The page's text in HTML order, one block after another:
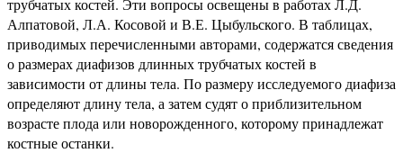
трубчатых костей. Эти вопросы освещены в работах Л.Д.
Алпатовой, Л.А. Косовой и В.Е. Цыбульского. В таблицах,
приводимых перечисленными авторами, содержатся сведения
о размерах диафизов длинных трубчатых костей в
зависимости от длины тела. По размеру исследуемого диафиза
определяют длину тела, а затем судят о приблизительном
возрасте плода или новорожденного, которому принадлежат
костные останки.